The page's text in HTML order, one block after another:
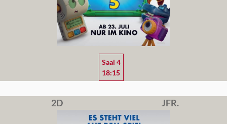
Saal 4
18:15
2D JFR.